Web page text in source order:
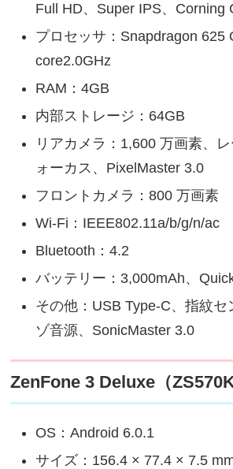
Full HD、Super IPS、Corning
プロセッサ：Snapdragon 625
core2.0GHz
RAM：4GB
内部ストレージ：64GB
リアカメラ：1,600 万画素、
ォーカス、PixelMaster 3.0
フロントカメラ：800 万画素
Wi-Fi：IEEE802.11a/b/g/n/ac
Bluetooth：4.2
バッテリー：3,000mAh、
その他：USB Type-C、指紋セ
ゾ音源、SonicMaster 3.0
ZenFone 3 Deluxe（
OS：Android 6.0.1
サイズ：156.4 × 77.4 × 7.5